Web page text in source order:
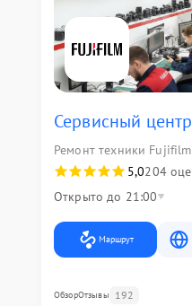
Сервисный
Ремонт техники Fujifilm
5,0204
Открыто до 21:00
Маршрут
ОбзорОтзывы 192